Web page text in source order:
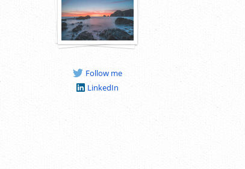
Follow me
LinkedIn